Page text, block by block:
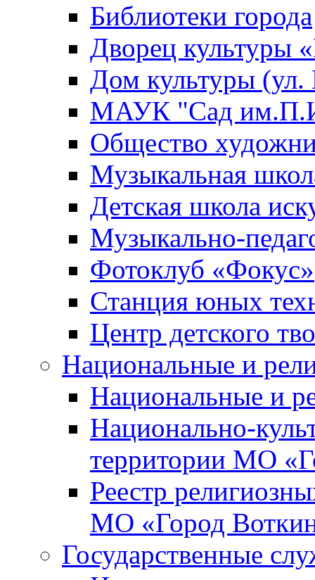
Библиотеки города
Дворец культуры
Дом культуры (ул.
МАУК "Сад
Общество
Музыкальная
Детская школа
Музыкально-
Фотоклуб «Фокус»
Станция юных
Центр детского
Национальные и
Национальные и
Национально-
территории МО
Реестр
МО «Город
Государственные